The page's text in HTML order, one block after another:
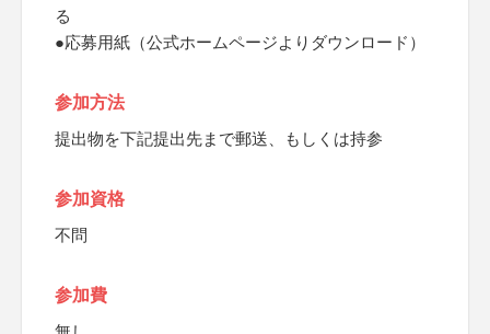
る
●応募用紙（公式ホームページよりダウンロード）
参加方法
提出物を下記提出先まで郵送、もしくは持参
参加資格
不問
参加費